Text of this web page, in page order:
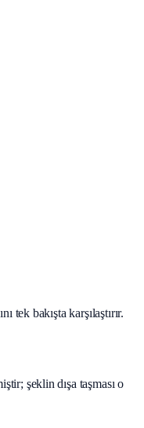
tek bakışta karşılaştırır.
şeklin dışa taşması o